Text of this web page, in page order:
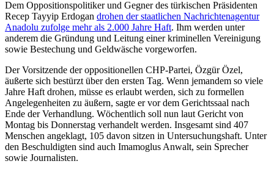
Dem Oppositionspolitiker und Gegner des türkischen Präsidenten
Recep Tayyip Erdogan drohen der staatlichen Nachrichtenagentur
Anadolu zufolge mehr als 2.000 Jahre Haft. Ihm werden unter
anderem die Gründung und Leitung einer kriminellen Vereinigung
sowie Bestechung und Geldwäsche vorgeworfen.
Der Vorsitzende der oppositionellen CHP-Partei, Özgür Özel,
äußerte sich bestürzt über den ersten Tag. Wenn jemandem so viele
Jahre Haft drohen, müsse es erlaubt werden, sich zu formellen
Angelegenheiten zu äußern, sagte er vor dem Gerichtssaal nach
Ende der Verhandlung. Wöchentlich soll nun laut Gericht von
Montag bis Donnerstag verhandelt werden. Insgesamt sind 407
Menschen angeklagt, 105 davon sitzen in Untersuchungshaft. Unter
den Beschuldigten sind auch Imamoglus Anwalt, sein Sprecher
sowie Journalisten.